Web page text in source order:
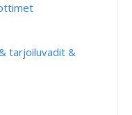
tarjoiluvadit &